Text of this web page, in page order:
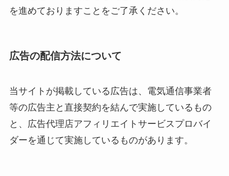
を進めておりますことをご了承ください。
広告の配信方法について
当サイトが掲載している広告は、電気通信事業者
等の広告主と直接契約を結んで実施しているもの
と、広告代理店アフィリエイトサービスプロバイ
ダーを通じて実施しているものがあります。